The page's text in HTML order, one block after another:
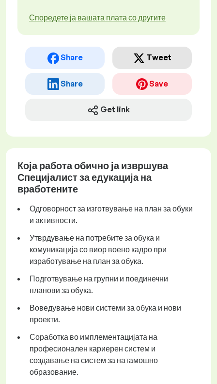
Споредете ја вашата плата со другите
Share Tweet
Share Save
Get link
Која работа обично ја извршува
Специјалист за едукација на
вработените
Одговорност за изготвување на план за обуки
и активности.
Утврдување на потребите за обука и
комуникација со виор воено кадро при
изработување на план за обука.
Подготвување на групни и поединечни
планови за обука.
Воведување нови системи за обука и нови
проекти.
Соработка во имплементацијата на
професионален кариерен систем и
создавање на систем за натамошно
образование.